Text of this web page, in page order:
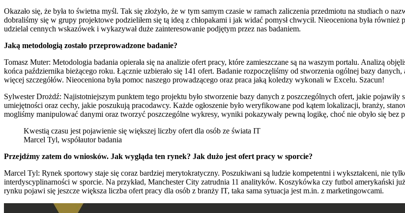
Okazało się, że była to świetna myśl. Tak się złożyło, że w tym samym czasie w ramach zaliczenia przedmiotu na studiach o
dobraliśmy się w grupy projektowe podzieliłem się tą ideą z chłopakami i jak widać pomysł chwycił. Nieoceniona była
udzielał cennych wskazówek i wykazywał duże zainteresowanie podjętym przez nas badaniem.
Jaką metodologią zostało przeprowadzone badanie?
Tomasz Muter: Metodologia badania opierała się na analizie ofert pracy, które zamieszczane są na waszym portalu. Analizą
końca października bieżącego roku. Łącznie uzbierało się 141 ofert. Badanie rozpoczęliśmy od stworzenia ogólnej bazy
więcej szczegółów. Nieoceniona była pomoc naszego prowadzącego oraz praca jaką koledzy wykonali w Excelu. Szacun!
Sylwester Drożdź: Najistotniejszym punktem tego projektu było stworzenie bazy danych z poszczególnych ofert, jakie
umiejętności oraz cechy, jakie poszukują pracodawcy. Każde ogłoszenie było weryfikowane pod kątem lokalizacji, branży,
mogliśmy manipulować danymi oraz tworzyć poszczególne wykresy, wyniki pokazywały pewną logikę, choć nie obyło się bez
Kwestią czasu jest pojawienie się większej liczby ofert dla osób ze świata IT
Marcel Tyl, współautor badania
Przejdźmy zatem do wniosków. Jak wygląda ten rynek? Jak dużo jest ofert pracy w sporcie?
Marcel Tyl: Rynek sportowy staje się coraz bardziej merytokratyczny. Poszukiwani są ludzie kompetentni i wykształceni, nie
interdyscyplinarności w sporcie. Na przykład, Manchester City zatrudnia 11 analityków. Koszykówka czy futbol amerykański
rynku pojawi się jeszcze większa liczba ofert pracy dla osób z branży IT, taka sama sytuacja jest m.in. z marketingowcami.